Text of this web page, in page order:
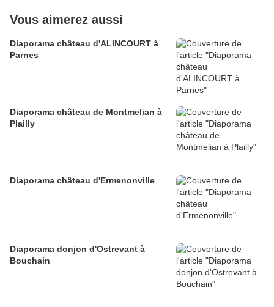
Vous aimerez aussi
Diaporama château d'ALINCOURT à
Parnes
Diaporama château de Montmelian à
Plailly
Diaporama château d'Ermenonville
Diaporama donjon d'Ostrevant à
Bouchain